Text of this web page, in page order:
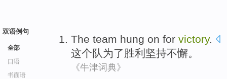
双语例句
全部
口语
书面语
The team hung on for victory.
这个队为了 胜利坚持不懈。
《牛津词典》